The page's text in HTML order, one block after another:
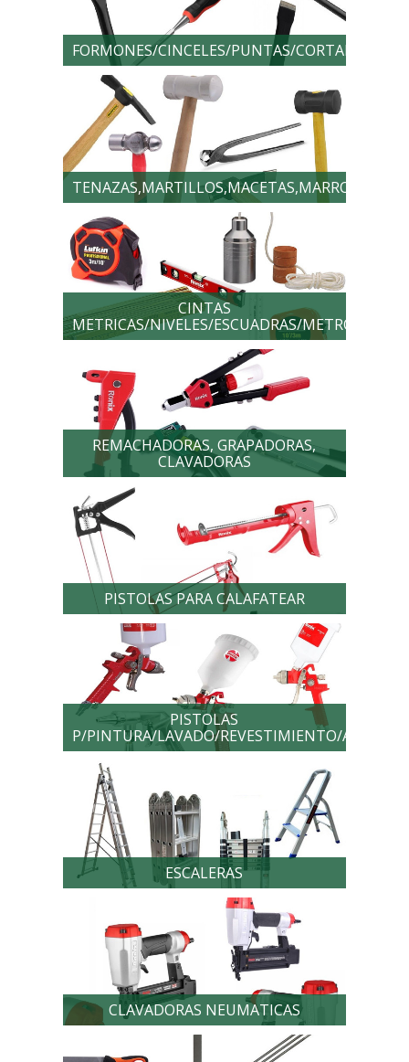
FORMONES/CINCELES/PUNTAS/
TENAZAS,MARTILLOS,MACETAS,MARRONES
CINTAS
METRICAS/NIVELES/ESCUADRAS/METROS/
REMACHADORAS, GRAPADORAS,
CLAVADORAS
PISTOLAS PARA CALAFATEAR
PISTOLAS
P/PINTURA/LAVADO/REVESTIMIENTO/
ESCALERAS
CLAVADORAS NEUMATICAS